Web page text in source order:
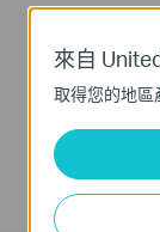
更多
來自
取得您的地區